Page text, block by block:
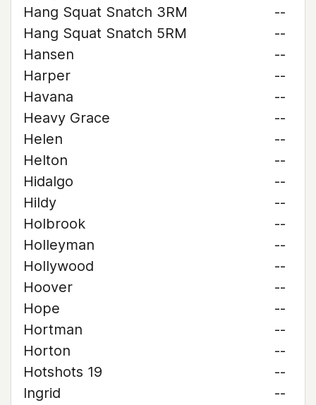
Hang Squat Snatch 3RM
--
Hang Squat Snatch 5RM
--
Hansen
--
Harper
--
Havana
--
Heavy Grace
--
Helen
--
Helton
--
Hidalgo
--
Hildy
--
Holbrook
--
Holleyman
--
Hollywood
--
Hoover
--
Hope
--
Hortman
--
Horton
--
Hotshots 19
--
Ingrid
--